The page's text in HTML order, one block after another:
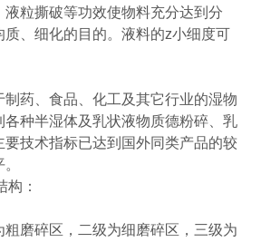
粒撕破等功效使物料充分达到分
、细化的目的。液料的z小细度可
药、食品、化工及其它行业的湿物
各种半湿体及乳状液物质德粉碎、乳
要技术指标已达到国外同类产品的较
构：
粗磨碎区，二级为细磨碎区，三级为